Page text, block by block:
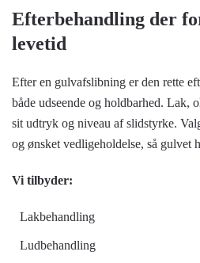
Efterbehandling der
levetid
Efter en gulvafslibning er den rette
både udseende og holdbarhed. Lak,
sit udtryk og niveau af slidstyrke.
og ønsket vedligeholdelse, så gulvet
Vi tilbyder:
Lakbehandling
Ludbehandling